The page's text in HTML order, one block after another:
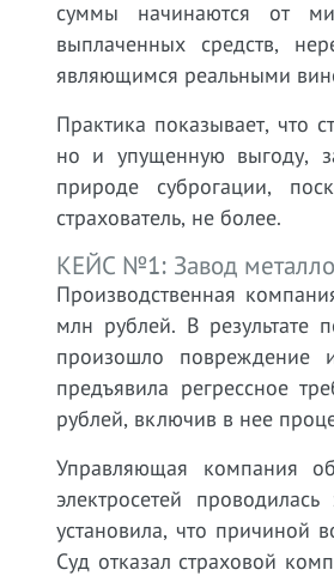
суммы начинаются от
выплаченных средств,
являющимся реальными
Практика показывает, что
но и упущенную выгоду,
природе суброгации,
страхователь, не более.
КЕЙС №1: Завод
Производственная
млн рублей. В результате
произошло повреждение
предъявила регрессное
рублей, включив в нее
Управляющая компания
электросетей
установила, что причиной
Суд отказал страховой